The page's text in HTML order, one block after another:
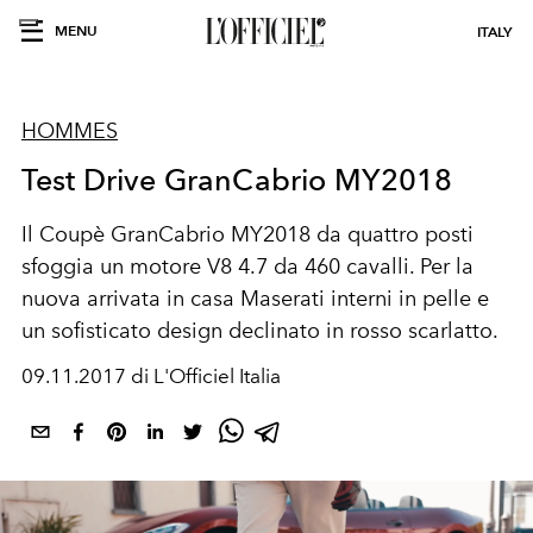
MENU ITALY
HOMMES
Test Drive GranCabrio MY2018
Il Coupè GranCabrio MY2018 da quattro posti
sfoggia un motore V8 4.7 da 460 cavalli. Per la
nuova arrivata in casa Maserati interni in pelle e
un sofisticato design declinato in rosso scarlatto.
09.11.2017 di L'Officiel Italia